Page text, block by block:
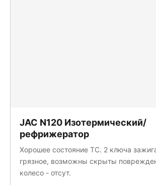
JAC N120 Изотермический/
рефрижератор
Хорошее состояние ТС. 2 ключа
грязное, возможны скрыты
колесо - отсут.